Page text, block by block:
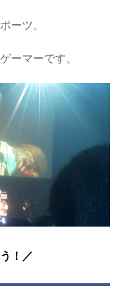
ーツ。
ーマーです。
！／